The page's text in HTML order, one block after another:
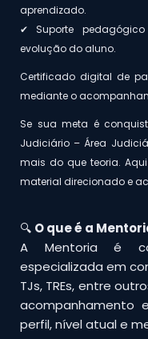
aprendizado.
✔ Suporte
evolução do aluno.
Certificado digital de
mediante o
Se sua meta é
Judiciário – Área
mais do que teoria.
material direcionado e
🔍 O que é a
A Mentoria é
especializada em
TJs, TREs, entre
acompanhamento
perfil, nível atual e